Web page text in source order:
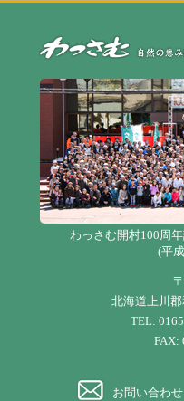
わっさむ開村100周
(平
北海道上川
TEL:
FAX:
お問い合わせ